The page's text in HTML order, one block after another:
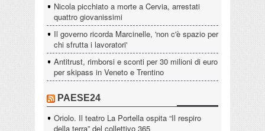
Nicola picchiato a morte a Cervia, arrestati
quattro giovanissimi
Il governo ricorda Marcinelle, 'non c'è spazio per
chi sfrutta i lavoratori'
Antitrust, rimborsi e sconti per 30 milioni di euro
per skipass in Veneto e Trentino
PAESE24
Oriolo. Il teatro La Portella ospita “Il respiro
della terra” del collettivo 365